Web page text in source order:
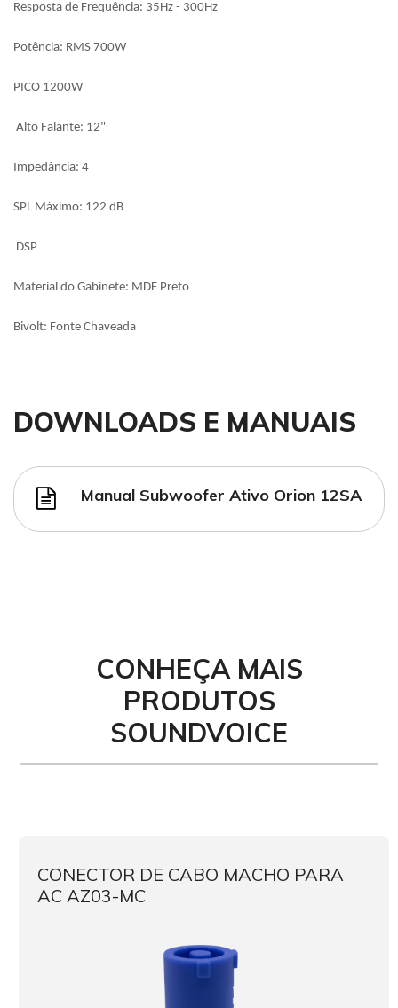
Resposta de Frequência: 35Hz - 300Hz
Potência: RMS 700W
PICO 1200W
Alto Falante: 12"
Impedância: 4
SPL Máximo: 122 dB
DSP
Material do Gabinete: MDF Preto
Bivolt: Fonte Chaveada
DOWNLOADS E MANUAIS
Manual Subwoofer Ativo Orion 12SA
CONHEÇA MAIS
PRODUTOS
SOUNDVOICE
CONECTOR DE CABO MACHO PARA
AC AZ03-MC